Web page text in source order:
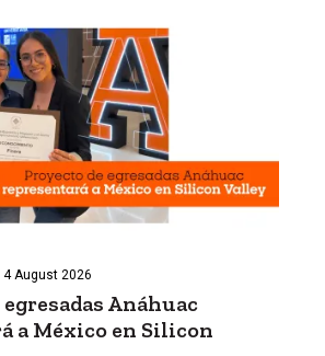
4 August 2026
Anáhuac
a México en Silicon